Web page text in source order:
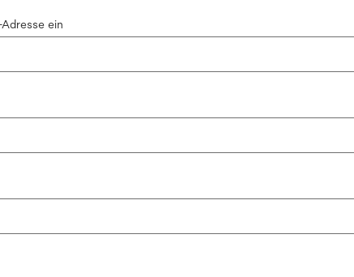
ein